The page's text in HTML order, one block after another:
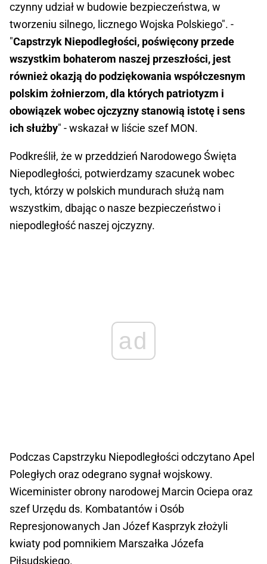
czynny udział w budowie bezpieczeństwa, w
tworzeniu silnego, licznego Wojska Polskiego". -
"Capstrzyk Niepodległości, poświęcony przede
wszystkim bohaterom naszej przeszłości, jest
również okazją do podziękowania współczesnym
polskim żołnierzom, dla których patriotyzm i
obowiązek wobec ojczyzny stanowią istotę i sens
ich służby" - wskazał w liście szef MON.
Podkreślił, że w przeddzień Narodowego Święta
Niepodległości, potwierdzamy szacunek wobec
tych, którzy w polskich mundurach służą nam
wszystkim, dbając o nasze bezpieczeństwo i
niepodległość naszej ojczyzny.
ad
Podczas Capstrzyku Niepodległości odczytano Apel
Poległych oraz odegrano sygnał wojskowy.
Wiceminister obrony narodowej Marcin Ociepa oraz
szef Urzędu ds. Kombatantów i Osób
Represjonowanych Jan Józef Kasprzyk złożyli
kwiaty pod pomnikiem Marszałka Józefa
Piłsudskiego.